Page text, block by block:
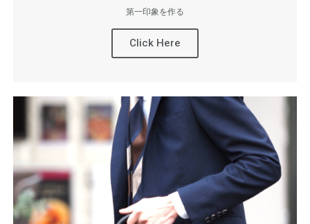
第一印象を作る
Click Here